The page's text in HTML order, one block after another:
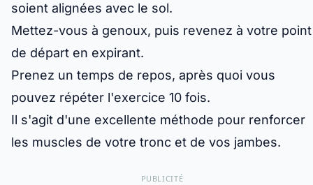
soient alignées avec le sol.
Mettez-vous à genoux, puis revenez à votre point
de départ en expirant.
Prenez un temps de repos, après quoi vous
pouvez répéter l'exercice 10 fois.
Il s'agit d'une excellente méthode pour renforcer
les muscles de votre tronc et de vos jambes.
PUBLICITÉ